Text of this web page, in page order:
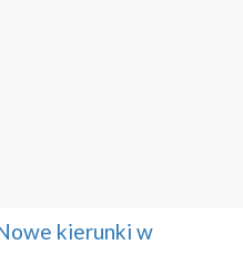
kierunki w